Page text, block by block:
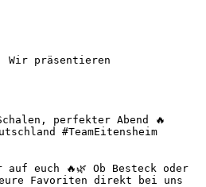
Wir präsentieren
perfekter Abend 🔥
#TeamEitensheim
euch 🔥🌿 Ob Besteck oder
Favoriten direkt bei uns